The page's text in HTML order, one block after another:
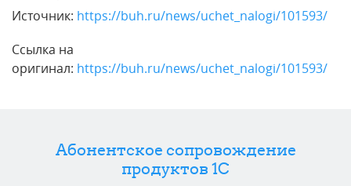
Источник: https://buh.ru/news/uchet_nalogi/101593/
Ссылка на
оригинал: https://buh.ru/news/uchet_nalogi/101593/
Абонентское сопровождение
продуктов 1C